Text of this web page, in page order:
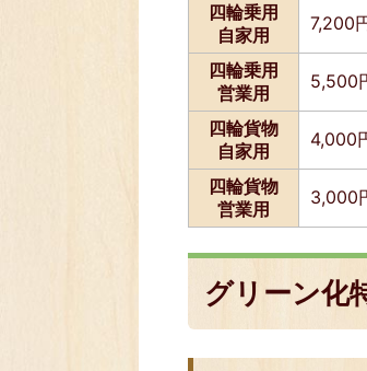
四輪乗用
自家用
7,200
四輪乗用
営業用
5,500
四輪貨物
自家用
4,000
四輪貨物
営業用
3,000
グリーン化